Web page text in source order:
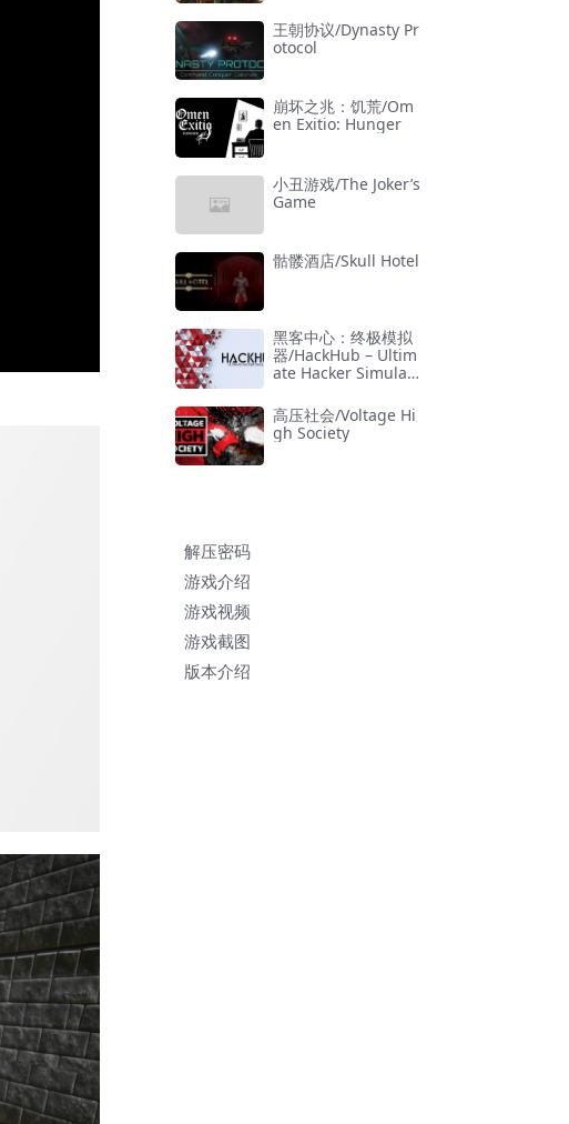
王朝协议/Dynasty Pr
otocol
崩坏之兆：饥荒/Om
en Exitio: Hunger
小丑游戏/The Joker’s
Game
骷髅酒店/Skull Hotel
黑客中心：终极模拟
器/HackHub – Ultim
ate Hacker Simulat
高压社会/Voltage Hi
gh Society
解压密码
游戏介绍
游戏视频
游戏截图
版本介绍